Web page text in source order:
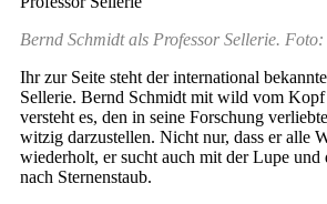
Bernd Schmidt als Professor Sellerie.
Ihr zur Seite steht der international
Sellerie. Bernd Schmidt mit wild vom Kopf
versteht es, den in seine Forschung
witzig darzustellen. Nicht nur, dass er alle
wiederholt, er sucht auch mit der Lupe und
nach Sternenstaub.